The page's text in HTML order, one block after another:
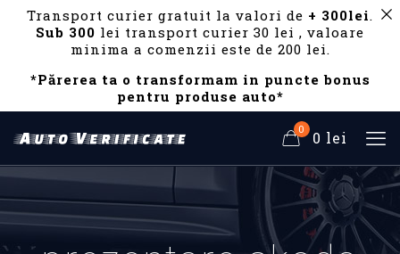
Transport curier gratuit la valori de + 300lei.
Sub 300 lei transport curier 30 lei , valoare
minima a comenzii este de 200 lei.
*Părerea ta o transformam in puncte bonus
pentru produse auto*
0 0 lei